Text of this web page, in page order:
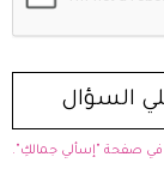
في صفحة "إسألي جمالكِ".